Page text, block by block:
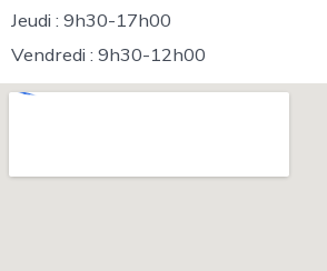
Jeudi : 9h30-17h00
Vendredi : 9h30-12h00